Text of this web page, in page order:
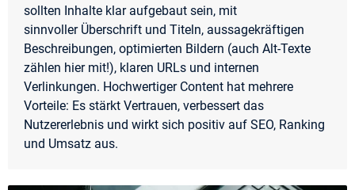
sollten Inhalte klar aufgebaut sein, mit
sinnvoller Überschrift und Titeln, aussagekräftigen
Beschreibungen, optimierten Bildern (auch Alt-Texte
zählen hier mit!), klaren URLs und internen
Verlinkungen. Hochwertiger Content hat mehrere
Vorteile: Es stärkt Vertrauen, verbessert das
Nutzererlebnis und wirkt sich positiv auf SEO, Ranking
und Umsatz aus.